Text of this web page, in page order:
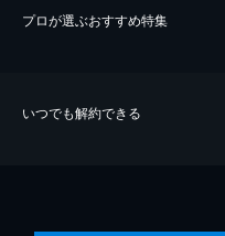
プロが選ぶおすすめ特集
いつでも解約できる